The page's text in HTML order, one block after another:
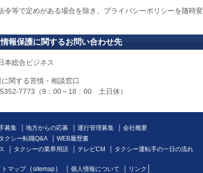
令等で定めがある場合を除き、プライバシーポリシーを随時
報保護に関するお問い合わせ先
本総合ビジネス
関する苦情・相談窓口
7773（9：00～18：00 土日休）
募集 ｜ 地方からの応募 ｜ 運行管理募集 ｜ 会社概要
クシー転職Q&A ｜ WEB履歴書
｜ タクシーの業界用語 ｜ テレビCM ｜ タクシー運転手の一日の流れ
トマップ（sitemap） ｜ 個人情報について ｜ リンク